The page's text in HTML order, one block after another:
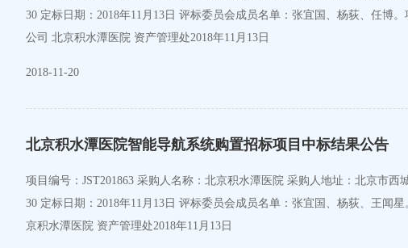
30 定标日期：2018年11月13日 评标委员会成员名单：张宜国、杨荻、任
公司 北京积水潭医院 资产管理处2018年11月13日
2018-11-20
北京积水潭医院智能导航系统购置招标项目中标结果公告
项目编号：JST201863 采购人名称：北京积水潭医院 采购人地址：北京市西城区新街口东街31号 采购人联系方式：010-58516897 简要技术要求/招标项目的性质：招标文件 招标时间：2018年11月13日上午9：
30 定标日期：2018年11月13日 评标委员会成员名单：张宜国、杨荻、王闻
京积水潭医院 资产管理处2018年11月13日